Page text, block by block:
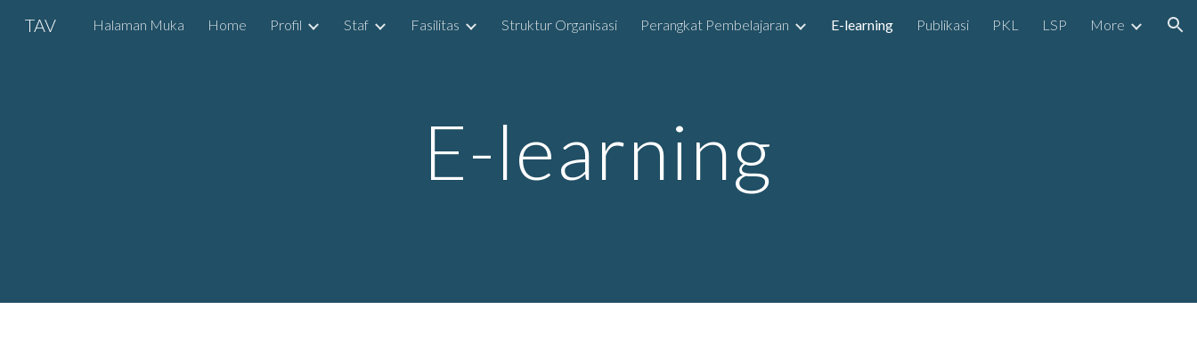
Skip to main content Skip to navigation
TAV Halaman Muka Home Profil Staf Fasilitas Struktur Organisasi Perangkat Pembelajaran E-learning Publikasi PKL LSP More
E-learning